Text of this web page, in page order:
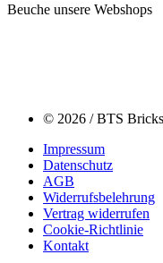
Beuche unsere Webshops
© 2026 / BTS
Impressum
Datenschutz
AGB
Widerrufsbelehrung
Vertrag widerrufen
Cookie-Richtlinie
Kontakt